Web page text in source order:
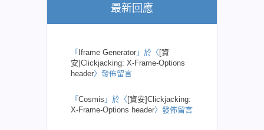
最新回應
「 Iframe Generator 」於〈 [資
安]Clickjacking: X-Frame-Options
header〉發佈留言
「 Cosmis 」於〈 [資安]Clickjacking:
X-Frame-Options header〉發佈留言